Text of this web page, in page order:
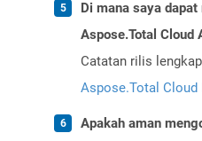
Di mana saya
Aspose.Total Cloud
Catatan rilis
Aspose.Total
Apakah aman